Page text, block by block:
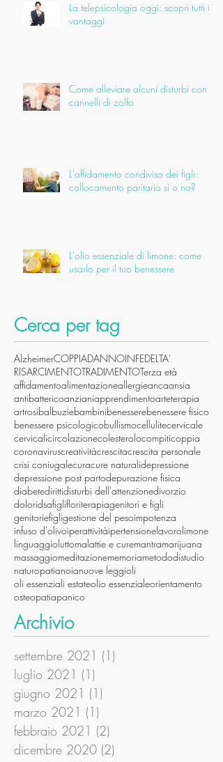
La telepsicologia oggi: scopri tutti i
vantaggi
Come alleviare alcuni disturbi con i
cannelli di zolfo
L'affidamento condiviso dei figli:
collocamento paritario sì o no?
L'olio essenziale di limone: come
usarlo per il tuo benessere
Cerca per tag
AlzheimerCOPPIADANNOINFEDELTA'
RISARCIMENTOTRADIMENTOTerza età
affidamentoalimentazioneallergieancaansia
antibattericoanzianiapprendimentoarteterapia
artrosibalbuziebambinibenesserebenessere fisico
benessere psicologicobullismocellulitecervicale
cervicalicircolazionecolesterolocompiticoppia
coronaviruscreativitàcrescitacrescita personale
crisi coniugalecuracure naturalidepressione
depressione post partodepurazione fisica
diabetedirittidisturbi dell'attenzionedivorzio
doloridsafiglifloriterapiagenitori e figli
genitoriefigligestione del pesoimpotenza
infuso d'olivoiperattivitàipertensionelavoro limone
linguaggio luttomalattie e curemantramarijuana
massaggiomeditazionememoriametododistudio
naturopatianoianuove leggioli
oli essenziali estateolio essenzialeorientamento
osteopatiapanico
Archivio
settembre 2021 (1)
luglio 2021 (1)
giugno 2021 (1)
marzo 2021 (1)
febbraio 2021 (2)
dicembre 2020 (2)